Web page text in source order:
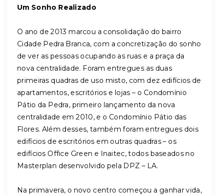
Um Sonho Realizado
O ano de 2013 marcou a consolidação do bairro
Cidade Pedra Branca, com a concretização do sonho
de ver as pessoas ocupando as ruas e a praça da
nova centralidade. Foram entregues as duas
primeiras quadras de uso misto, com dez edifícios de
apartamentos, escritórios e lojas – o Condomínio
Pátio da Pedra, primeiro lançamento da nova
centralidade em 2010, e o Condomínio Pátio das
Flores. Além desses, também foram entregues dois
edifícios de escritórios em outras quadras – os
edifícios Office Green e Inaitec, todos baseados no
Masterplan desenvolvido pela DPZ – LA.
Na primavera, o novo centro começou a ganhar vida,